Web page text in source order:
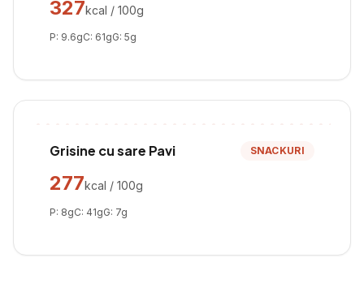
327kcal / 100g
P: 9.6gC: 61gG: 5g
Grisine cu sare Pavi SNACKURI
277kcal / 100g
P: 8gC: 41gG: 7g